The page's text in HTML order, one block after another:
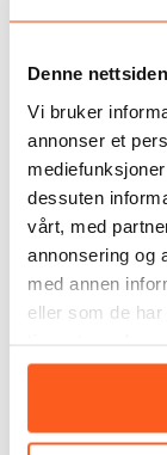
Denne
Vi bruker
annonser et
dessuten
vårt, med
annonsering og
med annen
eller som de
For Sarah har
rolle i å
trygge
– For meg og
og fysisk
mange
misforstått
kan
tråkker over
min identitet.